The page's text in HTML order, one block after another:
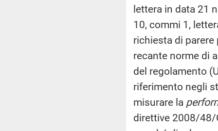
lettera in data 21
10, commi 1,
richiesta di
recante norme di
del regolamento
riferimento negli
misurare la
direttive 2008/48/